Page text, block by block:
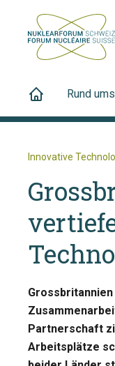
Rund
Innovative
Partnerschaft
Arbeitsplätze